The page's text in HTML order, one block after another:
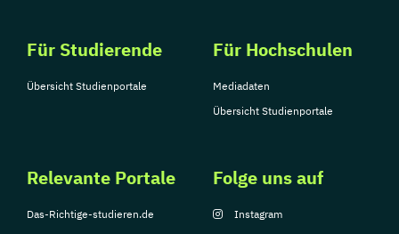
Für Studierende
Übersicht Studienportale
Für Hochschulen
Mediadaten
Übersicht Studienportale
Relevante Portale
Das-Richtige-studieren.de
Folge uns auf
Instagram